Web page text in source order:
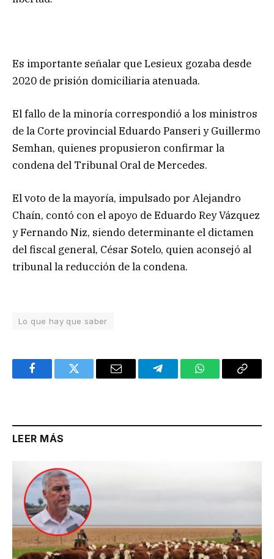
Es importante señalar que Lesieux gozaba desde
2020 de prisión domiciliaria atenuada.
El fallo de la minoría correspondió a los ministros
de la Corte provincial Eduardo Panseri y Guillermo
Semhan, quienes propusieron confirmar la
condena del Tribunal Oral de Mercedes.
El voto de la mayoría, impulsado por Alejandro
Chaín, contó con el apoyo de Eduardo Rey Vázquez
y Fernando Niz, siendo determinante el dictamen
del fiscal general, César Sotelo, quien aconsejó al
tribunal la reducción de la condena.
Lo que hay que saber
FacebookTwitter Email TelegramWhatsAppCopy
LEER MÁS